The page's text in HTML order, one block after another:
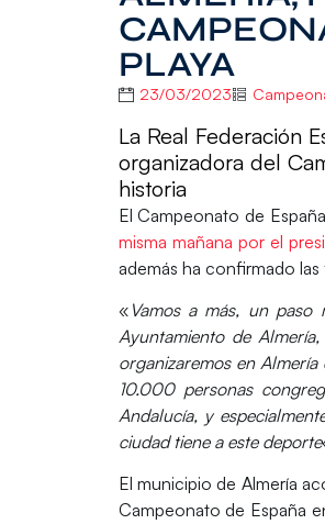
PLAYA
23/03/2023
La Real Federación
organizadora del
historia
El Campeonato de
misma mañana por el
además ha confirmado
« Vamos a más, un paso
Ayuntamiento de
organizaremos en
10.000 personas
Andalucía, y
ciudad tiene a este deporte
El municipio de Almería
Campeonato de España